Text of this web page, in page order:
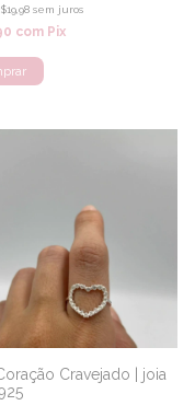
sem juros
com Pix
Cravejado | joia